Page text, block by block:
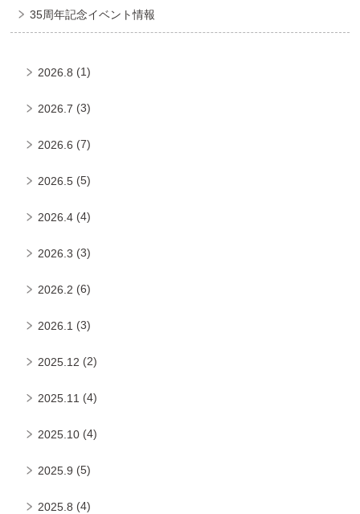
35周年記念イベント情報
2026.8 (1)
2026.7 (3)
2026.6 (7)
2026.5 (5)
2026.4 (4)
2026.3 (3)
2026.2 (6)
2026.1 (3)
2025.12 (2)
2025.11 (4)
2025.10 (4)
2025.9 (5)
2025.8 (4)